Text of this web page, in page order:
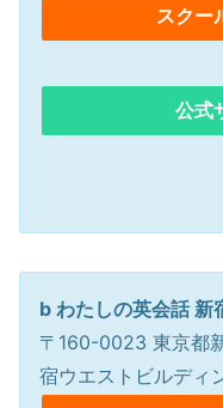
スクー
公式
b わたしの英会話 新
〒160-0023 東京都
宿ウエストビルディ